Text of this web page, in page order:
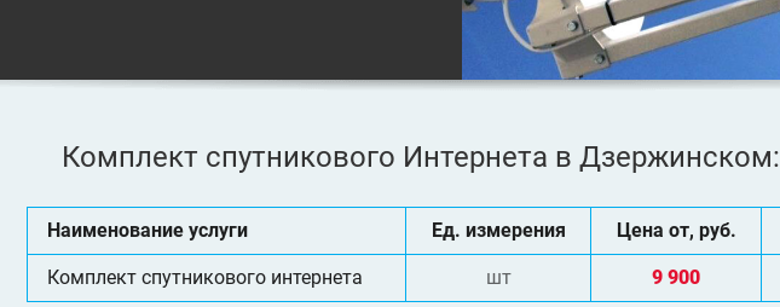
Комплект спутникового Интернета в Дзержинском:
Наименование услуги Ед. измерения Цена от, руб.
Комплект спутникового интернета шт 9 900